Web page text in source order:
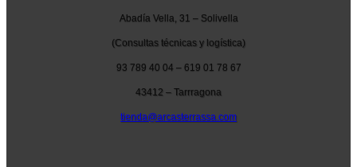
Abadía Vella, 31 – Solivella
(Consultas técnicas y logística)
93 789 40 04 – 619 01 78 67
43412 – Tarrragona
tienda@arcasterrassa.com